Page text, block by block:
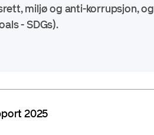
miljø og anti-korrupsjon, og
- SDGs).
2025